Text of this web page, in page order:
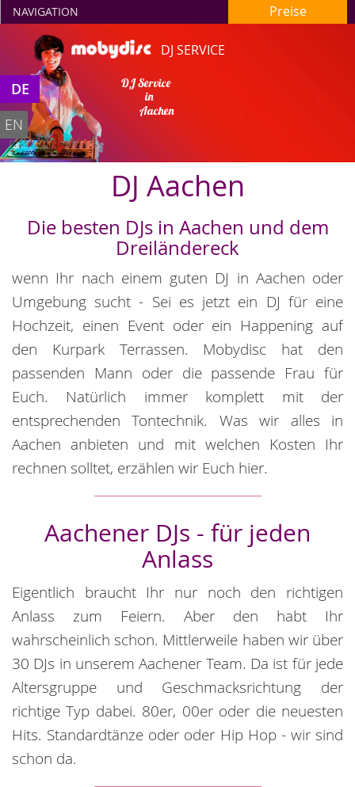
DJ SERVICE
NAVIGATION Preise
DE
EN
DJ Aachen
Die besten DJs in Aachen und dem
Dreiländereck
wenn Ihr nach einem guten DJ in Aachen oder
Umgebung sucht - Sei es jetzt ein DJ für eine
Hochzeit, einen Event oder ein Happening auf
den Kurpark Terrassen. Mobydisc hat den
passenden Mann oder die passende Frau für
Euch. Natürlich immer komplett mit der
entsprechenden Tontechnik. Was wir alles in
Aachen anbieten und mit welchen Kosten Ihr
rechnen solltet, erzählen wir Euch hier.
Aachener DJs - für jeden
Anlass
Eigentlich braucht Ihr nur noch den richtigen
Anlass zum Feiern. Aber den habt Ihr
wahrscheinlich schon. Mittlerweile haben wir über
30 DJs in unserem Aachener Team. Da ist für jede
Altersgruppe und Geschmacksrichtung der
richtige Typ dabei. 80er, 00er oder die neuesten
Hits. Standardtänze oder oder Hip Hop - wir sind
schon da.